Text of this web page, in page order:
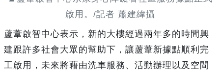
啟用。/記者 蕭建緯攝
蘆葦啟智中心表示，新的大樓經過兩年多的時間興
建跟許多社會大眾的幫助下，讓蘆葦新據點順利完
工啟用，未來將藉由洗車服務、活動辦理以及空間